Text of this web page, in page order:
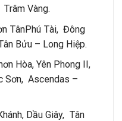
Vàng.
TânPhú Tài, Đông
Bửu – Long Hiệp.
Hòa, Yên Phong II,
Sơn, Ascendas –
Dầu Giây, Tân